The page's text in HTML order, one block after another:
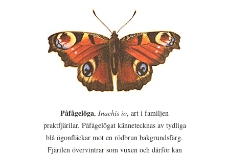
Påfågelöga, Inachis io, art i familjen
praktfjärilar. Påfågelögat kännetecknas av tydliga
blå ögonfläckar mot en rödbrun bakgrundsfärg.
Fjärilen övervintrar som vuxen och därför kan